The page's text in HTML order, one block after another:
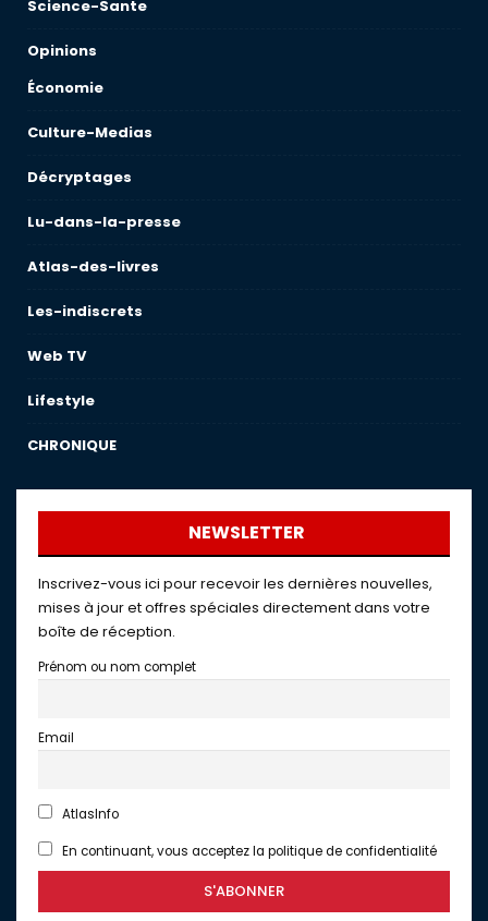
Science-Sante
Opinions
Économie
Culture-Medias
Décryptages
Lu-dans-la-presse
Atlas-des-livres
Les-indiscrets
Web TV
Lifestyle
CHRONIQUE
NEWSLETTER
Inscrivez-vous ici pour recevoir les dernières nouvelles,
mises à jour et offres spéciales directement dans votre
boîte de réception.
Prénom ou nom complet
Email
AtlasInfo
En continuant, vous acceptez la politique de confidentialité